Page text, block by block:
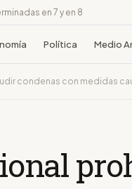
en 7 y en 8
Política Medio
condenas con medidas